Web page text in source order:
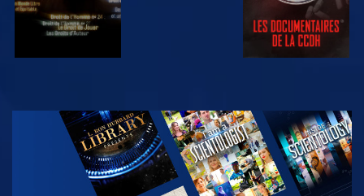
REGARDER
DÉCOUVRIR
LES SÉRIES